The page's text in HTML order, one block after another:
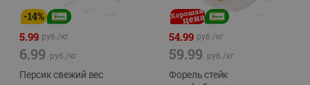
-14%
5.99 руб./кг
6.99 руб./кг
Персик свежий вес
54.99 руб./кг
59.99 руб./кг
Форель стейк